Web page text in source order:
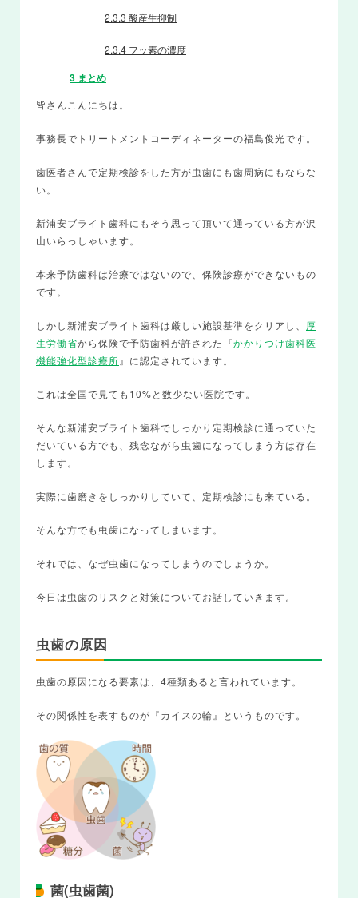
2.3.3 酸産生抑制
2.3.4 フッ素の濃度
3 まとめ
皆さんこんにちは。
事務長でトリートメントコーディネーターの福島俊光です。
歯医者さんで定期検診をした方が虫歯にも歯周病にもならな
い。
新浦安ブライト歯科にもそう思って頂いて通っている方が沢
山いらっしゃいます。
本来予防歯科は治療ではないので、保険診療ができないもの
です。
しかし新浦安ブライト歯科は厳しい施設基準をクリアし、 厚
生労働省から保険で予防歯科が許された『かかりつけ歯科医
機能強化型診療所 』に認定されています。
これは全国で見ても10%と数少ない医院です。
そんな新浦安ブライト歯科でしっかり定期検診に通っていた
だいている方でも、残念ながら虫歯になってしまう方は存在
します。
実際に歯磨きをしっかりしていて、定期検診にも来ている。
そんな方でも虫歯になってしまいます。
それでは、なぜ虫歯になってしまうのでしょうか。
今日は虫歯のリスクと対策についてお話していきます。
虫歯の原因
虫歯の原因になる要素は、4種類あると言われています。
その関係性を表すものが『カイスの輪』というものです。
菌(虫歯菌)